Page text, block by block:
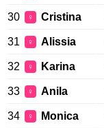
30 ♀ Cristina
31 ♀ Alissia
32 ♀ Karina
33 ♀ Anila
34 ♀ Monica